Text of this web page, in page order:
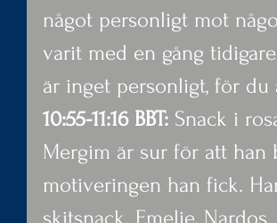
något personligt mot
varit med en gång
är inget personligt, för du
10:55-11:16 BBT: Snack i
Mergim är sur för att
motiveringen han fick.
skitsnack. Emelie,